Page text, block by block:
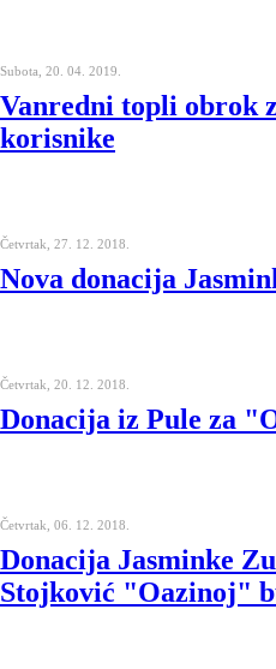
Subota, 20. 04. 2019.
Vanredni topli obrok
korisnike
Četvrtak, 27. 12. 2018.
Nova donacija
Četvrtak, 20. 12. 2018.
Donacija iz Pule za
Četvrtak, 06. 12. 2018.
Donacija Jasminke
Stojković "Oazinoj"